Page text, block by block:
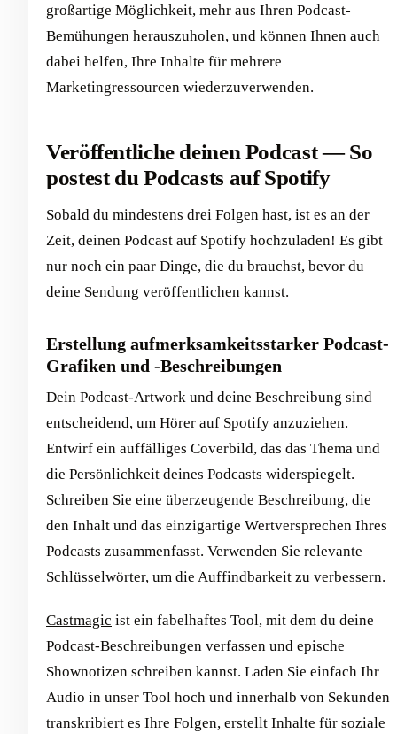
großartige Möglichkeit, mehr aus Ihren Podcast-
Bemühungen herauszuholen, und können Ihnen auch
dabei helfen, Ihre Inhalte für mehrere
Marketingressourcen wiederzuverwenden.
Veröffentliche deinen Podcast — So
postest du Podcasts auf Spotify
Sobald du mindestens drei Folgen hast, ist es an der
Zeit, deinen Podcast auf Spotify hochzuladen! Es gibt
nur noch ein paar Dinge, die du brauchst, bevor du
deine Sendung veröffentlichen kannst.
Erstellung aufmerksamkeitsstarker Podcast-
Grafiken und -Beschreibungen
Dein Podcast-Artwork und deine Beschreibung sind
entscheidend, um Hörer auf Spotify anzuziehen.
Entwirf ein auffälliges Coverbild, das das Thema und
die Persönlichkeit deines Podcasts widerspiegelt.
Schreiben Sie eine überzeugende Beschreibung, die
den Inhalt und das einzigartige Wertversprechen Ihres
Podcasts zusammenfasst. Verwenden Sie relevante
Schlüsselwörter, um die Auffindbarkeit zu verbessern.
Castmagic ist ein fabelhaftes Tool, mit dem du deine
Podcast-Beschreibungen verfassen und epische
Shownotizen schreiben kannst. Laden Sie einfach Ihr
Audio in unser Tool hoch und innerhalb von Sekunden
transkribiert es Ihre Folgen, erstellt Inhalte für soziale